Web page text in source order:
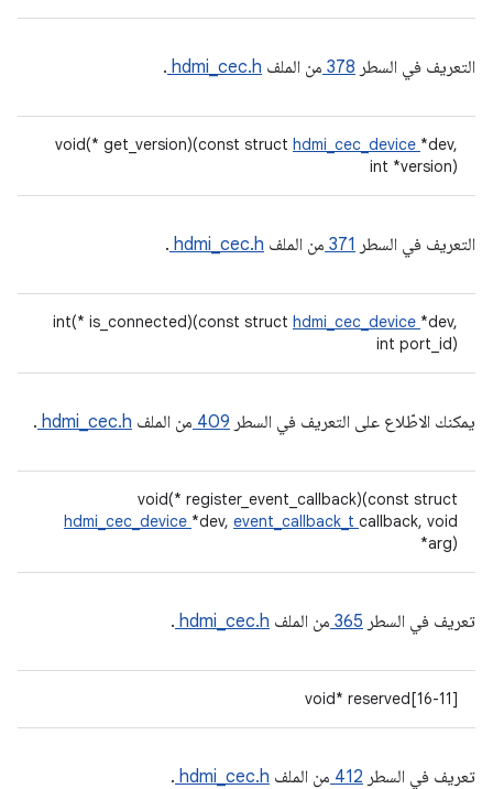
التعريف في السطر 378 من الملف hdmi_cec.h
.
void(* get_version)(const struct hdmi_cec_device *dev,
int *version)
التعريف في السطر 371 من الملف hdmi_cec.h
.
int(* is_connected)(const struct hdmi_cec_device *dev,
int port_id)
يمكنك الاطّلاع على التعريف في السطر 409 من الملف hdmi_cec.h
.
void(* register_event_callback)(const struct
hdmi_cec_device *dev, event_callback_t callback, void
*arg)
تعريف في السطر 365 من الملف hdmi_cec.h
.
void* reserved[16-11]
تعريف في السطر 412 من الملف hdmi_cec.h
.